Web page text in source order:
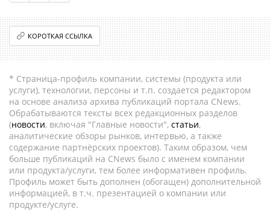
КОРОТКАЯ ССЫЛКА
* Страница-профиль компании, системы (продукта или
услуги), технологии, персоны и т.п. создается редактором
на основе анализа архива публикаций портала CNews.
Обрабатываются тексты всех редакционных разделов
(новости, включая "Главные новости", статьи,
аналитические обзоры рынков, интервью, а также
содержание партнёрских проектов). Таким образом, чем
больше публикаций на CNews было с именем компании
или продукта/услуги, тем более информативен профиль.
Профиль может быть дополнен (обогащен) дополнительной
информацией, в т.ч. презентацией о компании или
продукте/услуге.